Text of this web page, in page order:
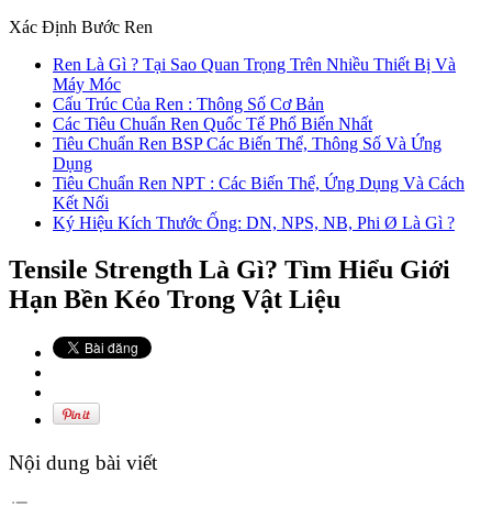
Xác Định Bước Ren
Ren Là Gì ? Tại Sao Quan Trọng Trên Nhiều Thiết Bị Và
Máy Móc
Cấu Trúc Của Ren : Thông Số Cơ Bản
Các Tiêu Chuẩn Ren Quốc Tế Phổ Biến Nhất
Tiêu Chuẩn Ren BSP Các Biến Thể, Thông Số Và Ứng
Dụng
Tiêu Chuẩn Ren NPT : Các Biến Thể, Ứng Dụng Và Cách
Kết Nối
Ký Hiệu Kích Thước Ống: DN, NPS, NB, Phi Ø Là Gì ?
Tensile Strength Là Gì? Tìm Hiểu Giới
Hạn Bền Kéo Trong Vật Liệu
Nội dung bài viết